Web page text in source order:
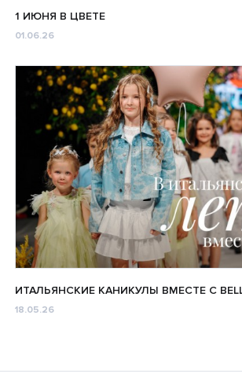
01.06.26
1 ИЮНЯ В ЦВЕТЕ
18.05.26
ИТАЛЬЯНСКИЕ КАНИКУЛЫ ВМЕСТЕ С BELL